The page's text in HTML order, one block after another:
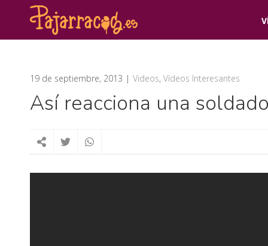
19 de septiembre, 2013 Videos, Vídeos Interesantes
Así reacciona una